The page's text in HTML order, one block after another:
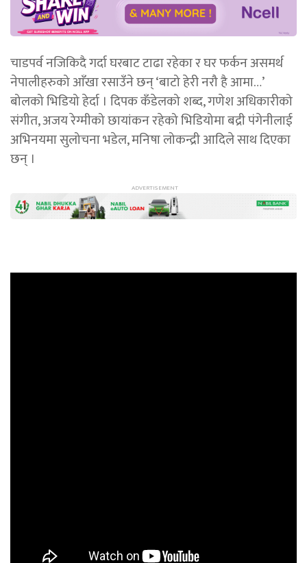
चाडपर्व नजिकिदै गर्दा घरबाट टाढा रहेका र घर फर्कन असमर्थ
नेपालीहरुको आँखा रसाउँने छन् ‘बाटो हेरी नरौ है आमा…’
बोलको भिडियो हेर्दा । दिपक कँडेलको शब्द, गणेश अधिकारीको
संगीत, अजय रेग्मीको छायांकन रहेको भिडियोमा बद्री पंगेनीलाई
अभिनयमा सुलोचना भडेल, मनिषा लोकन्द्री आदिले साथ दिएका
छन् ।